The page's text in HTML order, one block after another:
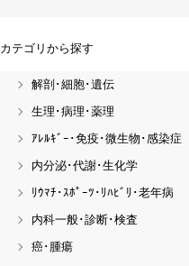
カテゴリから探す
解剖･細胞･遺伝
生理･病理･薬理
ｱﾚﾙｷﾞｰ･免疫･微生物･感染症
内分泌･代謝･生化学
ﾘｳﾏﾁ･ｽﾎﾟｰﾂ･ﾘﾊﾋﾞﾘ･老年病
内科一般･診断･検査
癌･腫瘍